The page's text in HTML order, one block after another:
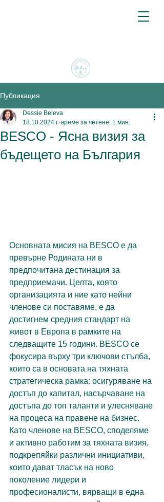
Публикация
BESCO - Ясна визия за
бъдещето на България
Dessie Beleva
18.10.2024 г. време за четене: 1 мин.
Основната мисия на BESCO е да
превърне Родината ни в
предпочитана дестинация за
предприемачи. Целта, която
организацията и ние като нейни
членове си поставяме, е да
достигнем средния стандарт на
живот в Европа в рамките на
следващите 15 години. BESCO се
фокусира върху три ключови стълба,
които са в основата на тяхната
стратегическа рамка: осигуряване на
достъп до капитал, насърчаване на
достъпа до топ таланти и улесняване
на процеса на правене на бизнес.
Като членове на BESCO, споделяме
и активно работим за тяхната визия,
подкрепяйки различни инициативи,
които дават тласък на ново
поколение лидери и
професионалисти, вярващи в една